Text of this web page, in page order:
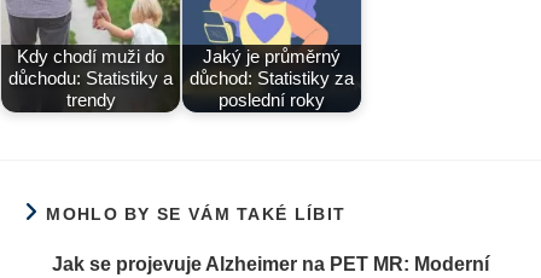
Kdy chodí muži do
důchodu: Statistiky a
trendy
Jaký je průměrný
důchod: Statistiky za
poslední roky
MOHLO BY SE VÁM TAKÉ LÍBIT
Jak se projevuje Alzheimer na PET MR: Moderní